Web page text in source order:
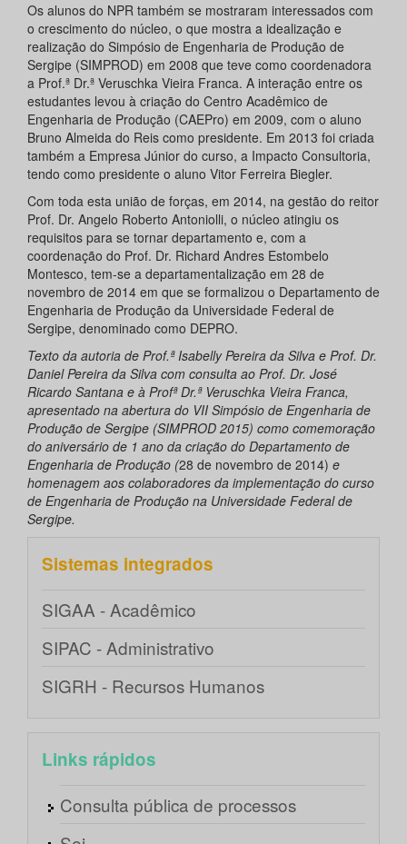
Os alunos do NPR também se mostraram interessados com
o crescimento do núcleo, o que mostra a idealização e
realização do Simpósio de Engenharia de Produção de
Sergipe (SIMPROD) em 2008 que teve como coordenadora
a Prof.ª Dr.ª Veruschka Vieira Franca. A interação entre os
estudantes levou à criação do Centro Acadêmico de
Engenharia de Produção (CAEPro) em 2009, com o aluno
Bruno Almeida do Reis como presidente. Em 2013 foi criada
também a Empresa Júnior do curso, a Impacto Consultoria,
tendo como presidente o aluno Vitor Ferreira Biegler.
Com toda esta união de forças, em 2014, na gestão do reitor
Prof. Dr. Angelo Roberto Antoniolli, o núcleo atingiu os
requisitos para se tornar departamento e, com a
coordenação do Prof. Dr. Richard Andres Estombelo
Montesco, tem-se a departamentalização em 28 de
novembro de 2014 em que se formalizou o Departamento de
Engenharia de Produção da Universidade Federal de
Sergipe, denominado como DEPRO.
Texto da autoria de Prof.ª Isabelly Pereira da Silva e Prof. Dr.
Daniel Pereira da Silva com consulta ao Prof. Dr. José
Ricardo Santana e à Profª Dr.ª Veruschka Vieira Franca,
apresentado na abertura do VII Simpósio de Engenharia de
Produção de Sergipe (SIMPROD 2015) como comemoração
do aniversário de 1 ano da criação do Departamento de
Engenharia de Produção (28 de novembro de 2014) e
homenagem aos colaboradores da implementação do curso
de Engenharia de Produção na Universidade Federal de
Sergipe.
Sistemas integrados
SIGAA - Acadêmico
SIPAC - Administrativo
SIGRH - Recursos Humanos
Links rápidos
Consulta pública de processos